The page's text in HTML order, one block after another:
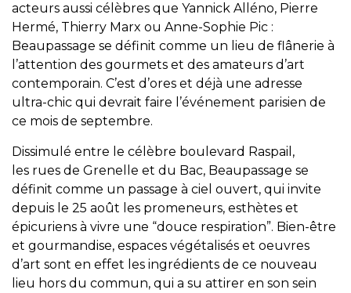
acteurs aussi célèbres que Yannick Alléno, Pierre
Hermé, Thierry Marx ou Anne-Sophie Pic :
Beaupassage se définit comme un lieu de flânerie à
l’attention des gourmets et des amateurs d’art
contemporain. C’est d’ores et déjà une adresse
ultra-chic qui devrait faire l’événement parisien de
ce mois de septembre.
Dissimulé entre le célèbre boulevard Raspail,
les rues de Grenelle et du Bac, Beaupassage se
définit comme un passage à ciel ouvert, qui invite
depuis le 25 août les promeneurs, esthètes et
épicuriens à vivre une “douce respiration”. Bien-être
et gourmandise, espaces végétalisés et oeuvres
d’art sont en effet les ingrédients de ce nouveau
lieu hors du commun, qui a su attirer en son sein